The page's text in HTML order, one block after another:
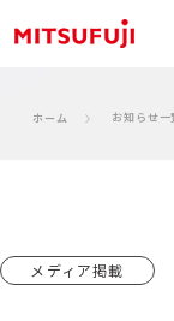
ホーム お知らせ一
メディア掲載